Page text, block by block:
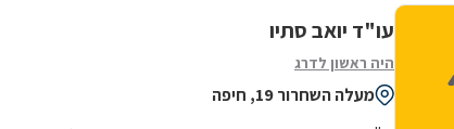
עו"ד יואב סתיו
היה ראשון לדרג
מעלה השחרור 19, חיפה